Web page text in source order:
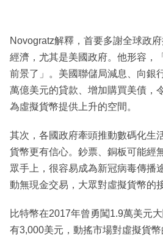
Novogratz解釋，首要多謝全球政
經濟，尤其是美國政府。他形容，
前景了」。美國聯儲局減息、向銀
萬億美元的貸款、增加購買美債，
為虛擬貨幣提供上升的空間。
其次，各國政府牽頭推動數碼化生
貨幣更有信心。鈔票、銅板可能經
眾手上，很容易成為新冠病毒傳播
動無現金交易，大眾對虛擬貨幣的
比特幣在2017年曾勇闖1.9萬美元
有3,000美元，動搖市場對虛擬貨